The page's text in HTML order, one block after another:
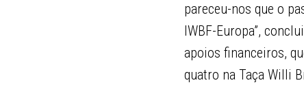
pareceu-nos que o
IWBF-Europa”,
apoios financeiros,
quatro na Taça Willi